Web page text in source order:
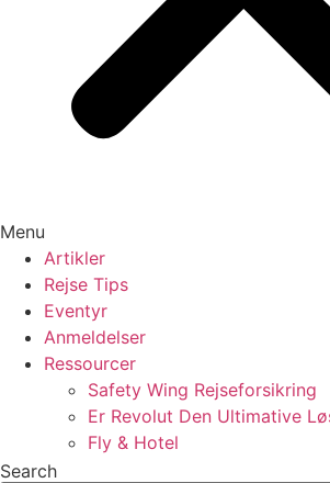
Menu
Artikler
Rejse Tips
Eventyr
Anmeldelser
Ressourcer
Safety Wing Rejseforsikring
Er Revolut Den Ultimative
Fly & Hotel
Search